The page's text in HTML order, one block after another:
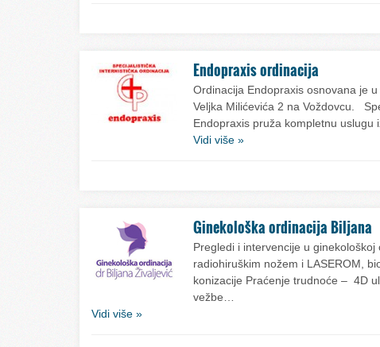
Endopraxis ordinacija
Ordinacija Endopraxis osnovana je
Veljka Milićevića 2 na Voždovcu.
Endopraxis pruža kompletnu uslugu
Vidi više »
Ginekološka ordinacija Biljana
Pregledi i intervencije u
radiohiruškim nožem i LASEROM,
konizacije Praćenje trudnoće – 4D
vežbe…
Vidi više »